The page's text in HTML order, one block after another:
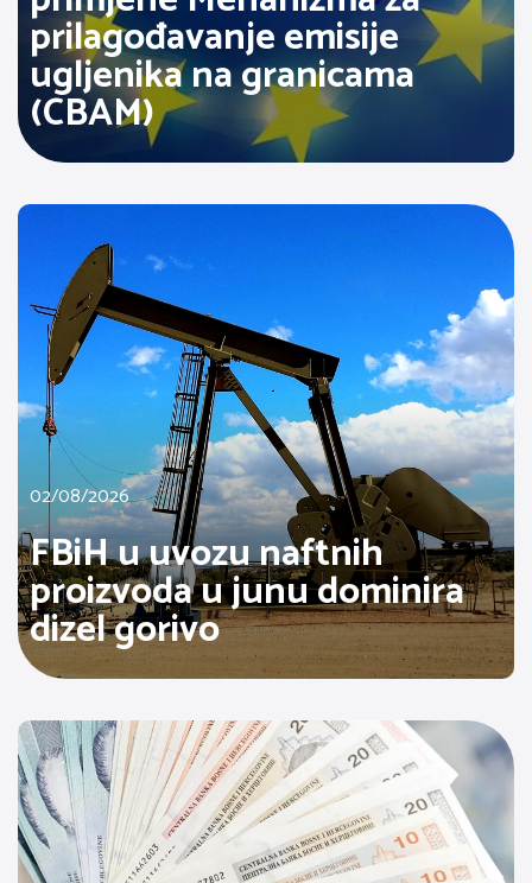
prilagođavanje emisije
ugljenika na granicama
(CBAM)
02/08/2026
FBiH u uvozu naftnih
proizvoda u junu dominira
dizel gorivo